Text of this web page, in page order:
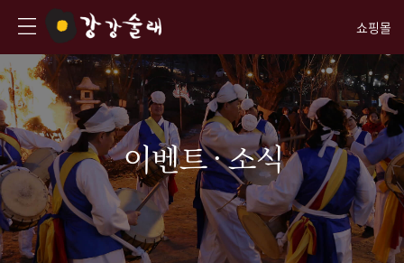
쇼핑몰
이벤트 · 소식